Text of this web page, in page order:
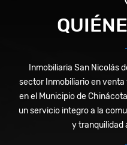
Inmobiliaria San Nicolás
sector Inmobiliario en
en el Municipio de
un servicio integro a la
y tranquilidad